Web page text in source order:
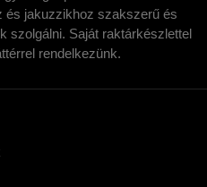
és jakuzzikhoz szakszerű és
szolgálni. Saját raktárkészlettel
rendelkezünk.